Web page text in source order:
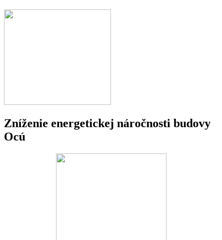
Zníženie energetickej náročnosti budovy
Ocú